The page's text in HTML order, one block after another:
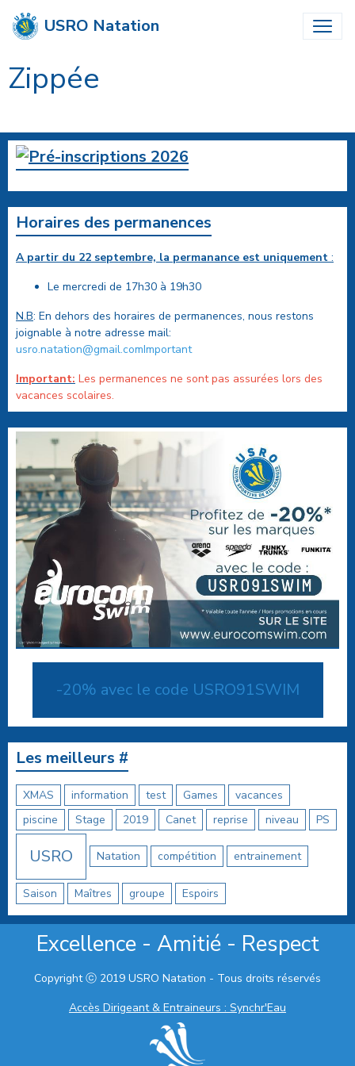
USRO Natation
Zippée
Horaires des permanences
A partir du 22 septembre, la permanance est uniquement :
Le mercredi de 17h30 à 19h30
N.B: En dehors des horaires de permanences, nous restons
joignable à notre adresse mail:
usro.natation@gmail.comImportant
Important: Les permanences ne sont pas assurées lors des
vacances scolaires.
-20% avec le code USRO91SWIM
Les meilleurs #
XMAS information test Games
vacances
piscine
Stage 2019 Canet reprise niveau PS
USRO Natation compétition entrainement
Saison Maîtres groupe Espoirs
Excellence - Amitié - Respect
Copyright ⓒ 2019 USRO Natation - Tous droits réservés
Accès Dirigeant & Entraineurs : Synchr'Eau